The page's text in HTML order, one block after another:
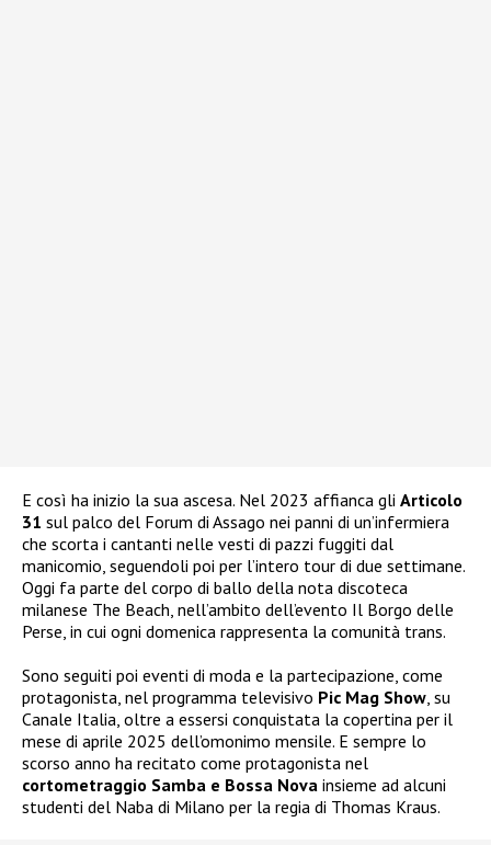
E così ha inizio la sua ascesa. Nel 2023 affianca gli Articolo
31 sul palco del Forum di Assago nei panni di un’infermiera
che scorta i cantanti nelle vesti di pazzi fuggiti dal
manicomio, seguendoli poi per l’intero tour di due settimane.
Oggi fa parte del corpo di ballo della nota discoteca
milanese The Beach, nell’ambito dell’evento Il Borgo delle
Perse, in cui ogni domenica rappresenta la comunità trans.
Sono seguiti poi eventi di moda e la partecipazione, come
protagonista, nel programma televisivo Pic Mag Show, su
Canale Italia, oltre a essersi conquistata la copertina per il
mese di aprile 2025 dell’omonimo mensile. E sempre lo
scorso anno ha recitato come protagonista nel
cortometraggio Samba e Bossa Nova insieme ad alcuni
studenti del Naba di Milano per la regia di Thomas Kraus.